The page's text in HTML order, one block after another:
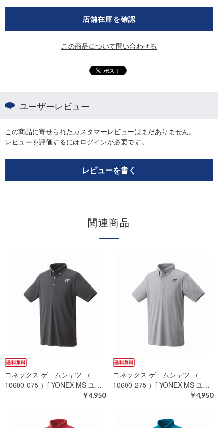
店舗在庫を確認
この商品について問い合わせる
ユーザーレビュー
この商品に寄せられたカスタマーレビューはまだありません。
レビューを評価するにはログインが必要です。
レビューを書く
関連商品
ヨネックス ゲームシャツ （
10600-075 ）[ YONEX MS ユ…
￥4,950
ヨネックス ゲームシャツ （
10600-275 ）[ YONEX MS ユ…
￥4,950